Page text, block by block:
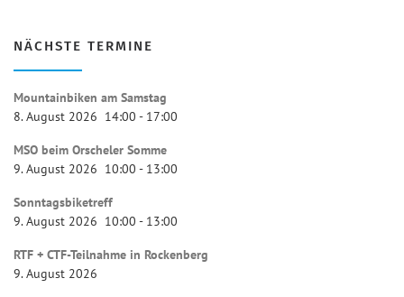
NÄCHSTE TERMINE
Mountainbiken am Samstag
8. August 2026 14:00 - 17:00
MSO beim Orscheler Somme
9. August 2026 10:00 - 13:00
Sonntagsbiketreff
9. August 2026 10:00 - 13:00
RTF + CTF-Teilnahme in Rockenberg
9. August 2026